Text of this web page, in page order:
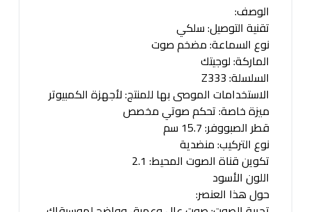
الوصف:
تقنية التوصيل: سلكي
نوع السماعة: مضخم صوت
الماركة: لوجيتك
السلسلة: Z333
الاستخدامات الموصى بها للمنتج: لأجهزة الكمبيوتر
ميزة خاصة: تحكم صوتي مخصص
قطر الصبووفر: 15.7 سم
نوع التركيب: منضدية
تكوين قناة الصوت المحيط: 2.1
اللون الأسود
حول هذا العنصر: